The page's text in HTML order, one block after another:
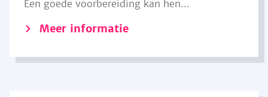
Een goede voorbereiding kan hen...
Meer informatie